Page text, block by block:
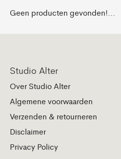
Geen producten gevonden!...
Studio Alter
Over Studio Alter
Algemene voorwaarden
Verzenden & retourneren
Disclaimer
Privacy Policy